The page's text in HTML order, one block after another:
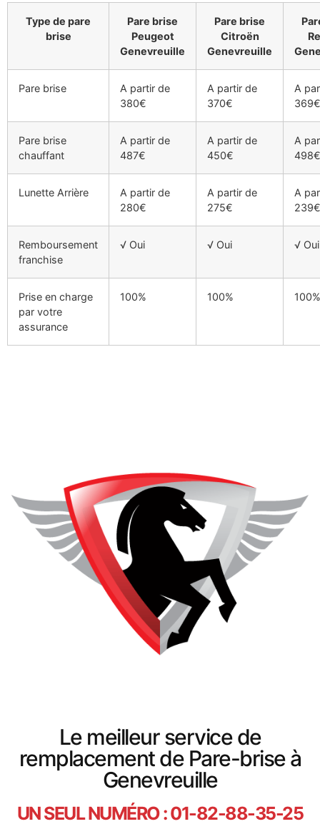
Type de pare
brise
Pare brise
Peugeot
Genevreuille
Pare brise
Citroën
Genevreuille
Pare brise
A partir de
380€
A partir de
370€
A
369€
Pare brise
chauffant
A partir de
487€
A partir de
450€
A
498€
Lunette Arrière
A partir de
280€
A partir de
275€
A
239€
Remboursement
franchise
√ Oui √ Oui √ Oui
Prise en charge
par votre
assurance
100% 100% 100%
Le meilleur service de
remplacement de Pare-brise à
Genevreuille
UN SEUL NUMÉRO : 01-82-88-35-25